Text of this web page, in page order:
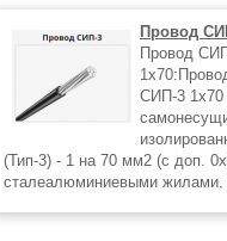
Провод
Провод
СИП-3 1х70
(Тип-3) - 1 на 70 мм2 (с доп.
сталеалюминиевыми жилами,